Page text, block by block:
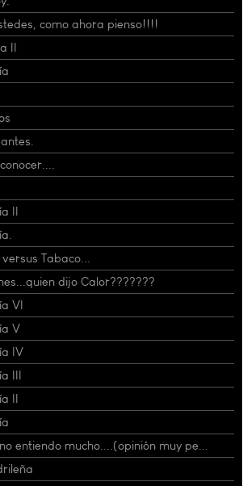
como ahora pienso!!!!
II
II
Tabaco...
dijo Calor???????
VI
V
IV
III
II
entiendo mucho....(opinión muy pe...